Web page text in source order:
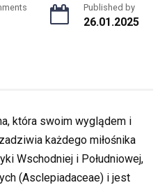
Published by
26.01.2025
która swoim wyglądem i
każdego miłośnika
Wschodniej i Południowej,
(Asclepiadaceae) i jest